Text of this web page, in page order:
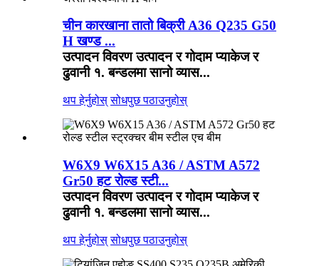
चीन कारखाना तातो बिक्री A36 Q235 G50
H खण्ड ...
उत्पादन विवरण उत्पादन र गोदाम प्याकेज र
ढुवानी १. बन्डलमा सानो व्यास...
थप हेर्नुहोस् सोधपुछ पठाउनुहोस्
W6X9 W6X15 A36 / ASTM A572
Gr50 हट रोल्ड स्टी...
उत्पादन विवरण उत्पादन र गोदाम प्याकेज र
ढुवानी १. बन्डलमा सानो व्यास...
थप हेर्नुहोस् सोधपुछ पठाउनुहोस्